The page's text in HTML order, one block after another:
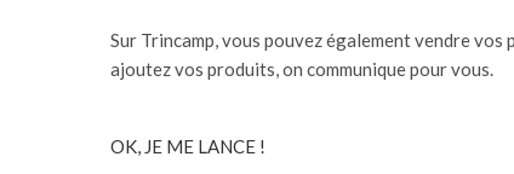
Sur Trincamp, vous pouvez également vendre vos
ajoutez vos produits, on communique pour vous.
OK, JE ME LANCE !